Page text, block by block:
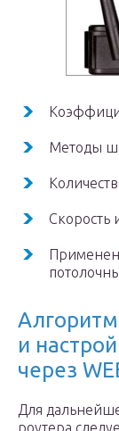
Методы
Скорость
и
через
Для
роутера